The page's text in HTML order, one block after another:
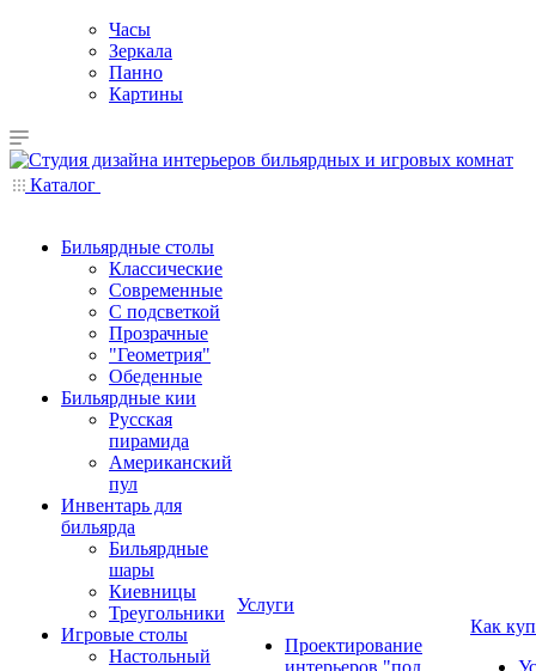
Часы
Зеркала
Панно
Картины
Каталог
Бильярдные столы
Классические
Современные
С подсветкой
Прозрачные
"Геометрия"
Обеденные
Бильярдные кии
Русская
пирамида
Американский
пул
Инвентарь для
бильярда
Бильярдные
шары
Киевницы
Треугольники
Игровые столы
Настольный
Услуги
Проектирование
интерьеров "под
Как